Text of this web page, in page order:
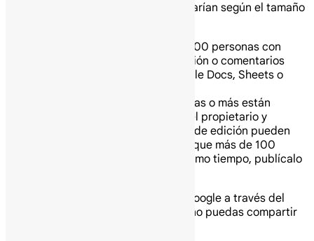
Nota: Las opciones para compartir varían según el tamaño
Hasta 100: Permite que hasta 100 personas con
permisos de visualización, edición o comentarios
trabajen en un archivo de Google Docs, Sheets o
100 o más: Cuando 100 personas o más están
accediendo a un archivo, solo el propietario y
algunos usuarios con permisos de edición pueden
editar el archivo. Para permitir que más de 100
personas vean tu archivo al mismo tiempo, publícalo
Importante: Si usas una Cuenta de Google a través del
trabajo o la escuela, es posible que no puedas compartir